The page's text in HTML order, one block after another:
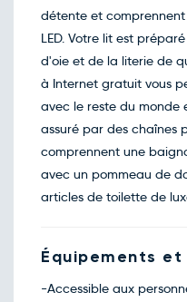
détente et
LED. Votre lit est
d'oie et de la literie de
à Internet gratuit vous
avec le reste du monde
assuré par des chaînes
comprennent une
avec un pommeau de
articles de toilette de
Équipements et
-Accessible aux